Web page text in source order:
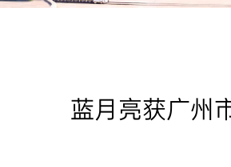
蓝月亮获广州